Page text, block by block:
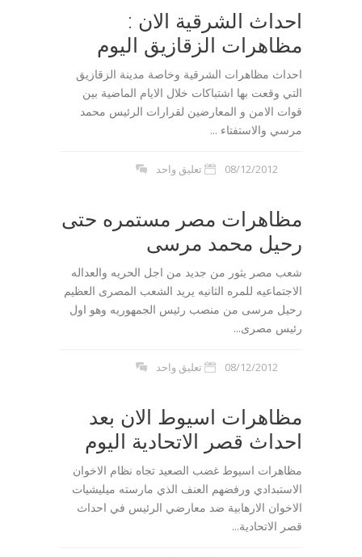
احداث الشرقية الان :
مظاهرات الزقازيق اليوم
احداث مظاهرات الشرقية وخاصة مدينة الزقازيق
التي وقعت بها اشتباكات خلال الايام الماضية بين
قوات الامن و المعارضين لقرارات الرئيس محمد
مرسي والاستفتاء ...
08/12/2012 تعليق واحد
مظاهرات مصر مستمره حتى
رحيل محمد مرسى
شعب مصر يثور من جديد من اجل الحريه والعداله
الاجتماعيه للمره الثانيه يريد الشعب المصرى العظيم
رحيل مرسى من منصب رئيس الجمهوريه وهو اول
رئيس مصرى...
08/12/2012 تعليق واحد
مظاهرات اسيوط الان بعد
احداث قصر الاتحادية اليوم
مظاهرات اسيوط غضب الصعيد تجاه نظام الاخوان
الاستبدادي ورفضهم العنف الذي مارسته ميليشيات
الاخوان الارهابية ضد معارضي الرئيس في احداث
قصر الاتحادية...